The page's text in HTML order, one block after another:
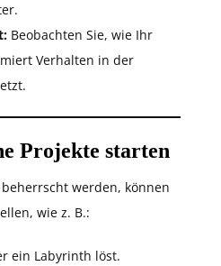
Beobachten Sie, wie Ihr
Verhalten in der
Projekte starten
werden, können
wie z. B.:
ein Labyrinth löst.